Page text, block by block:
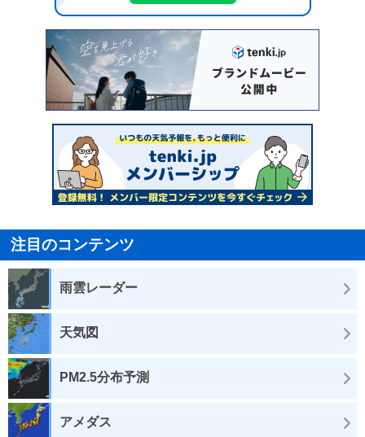
注目のコンテンツ
雨雲レーダー
天気図
PM2.5分布予測
アメダス